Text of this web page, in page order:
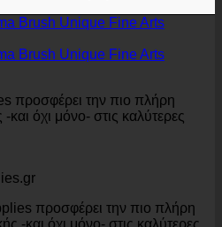
προσφέρει την πιο πλήρη
όχι μόνο- στις καλύτερες
προσφέρει την πιο πλήρη
-και όχι μόνο- στις καλύτερες